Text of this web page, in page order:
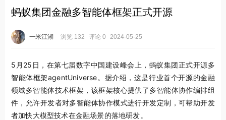
蚂蚁集团金融多智能体框架正式开源
一米江湖 浏览 132 评论 0 2024-05-25
5月25日，在第七届数字中国建设峰会上，蚂蚁集团正式开源多
智能体框架agentUniverse。据介绍，这是行业首个开源的金融
领域多智能体技术框架，该框架核心提供了多智能体协作编排组
件，允许开发者对多智能体协作模式进行开发定制，可帮助开发
者加快大模型技术在金融场景的落地研发。